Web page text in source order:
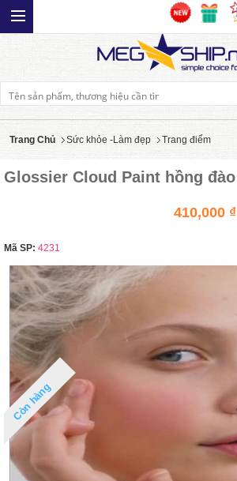
Trang Chủ Sức khỏe -Làm đẹp Trang điểm
Glossier Cloud Paint hồng đào
410,000 ₫
Mã SP: 4231
Còn hàng